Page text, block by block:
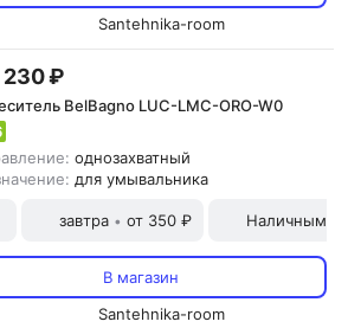
Santehnika-room
230 ₽
BelBagno LUC-LMC-ORO-W0
однозахватный
для умывальника
завтра • от 350 ₽ Наличными
В магазин
Santehnika-room